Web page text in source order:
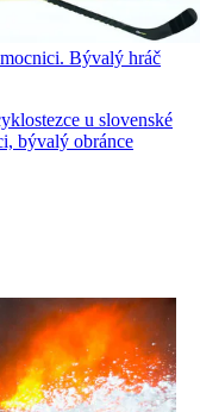
Bývalý hráč
u slovenské
bývalý obránce